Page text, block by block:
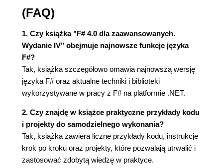
imperatywne (65)
Pętle i iteracje w programowaniu imperatywnym
Używanie modyfikowalnych rekordów (68)
Używanie modyfikowalnych wiązań let (70)
Wprowadzenie do imperatywnych kolekcji
platformy .NET (74)
Wyjątki i ich kontrolowanie (78)
Wywoływanie efektów ubocznych - podstawowe
operacje wejścia - wyjścia (81)
Łączenie programowania funkcyjnego z
wydajnymi wstępnymi obliczeniami i pamięcią
podręczną z programowania imperatywnego (84)
(FAQ)
1. Czy książka "F# 4.0 dla zaawansowanych.
Wydanie IV" obejmuje najnowsze funkcje języka
F#?
Tak, książka szczegółowo omawia najnowszą wersję
języka F# oraz aktualne techniki i biblioteki
wykorzystywane w pracy z F# na platformie .NET.
2. Czy znajdę w książce praktyczne przykłady kodu
i projekty do samodzielnego wykonania?
Tak, książka zawiera liczne przykłady kodu, instrukcje
krok po kroku oraz projekty, które pozwalają utrwalić i
zastosować zdobytą wiedzę w praktyce.